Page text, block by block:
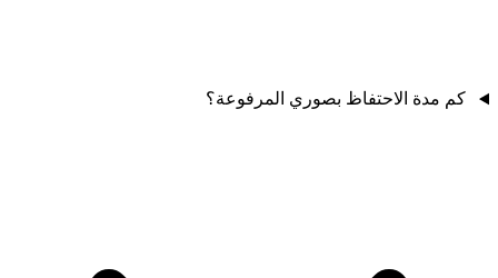
كم مدة الاحتفاظ بصوري المرفوعة؟